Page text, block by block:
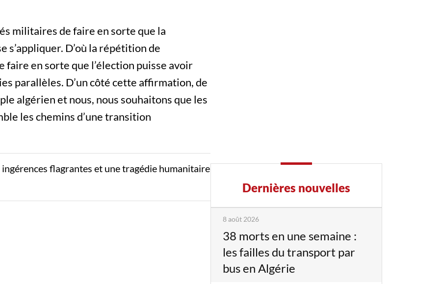
militaires de faire en sorte que la
s’appliquer. D’où la répétition de
faire en sorte que l’élection puisse avoir
parallèles. D’un côté cette affirmation, de
algérien et nous, nous souhaitons que les
les chemins d’une transition
ingérences flagrantes et une tragédie humanitaire
Dernières nouvelles
8 août 2026
38 morts en une semaine :
les failles du transport par
bus en Algérie